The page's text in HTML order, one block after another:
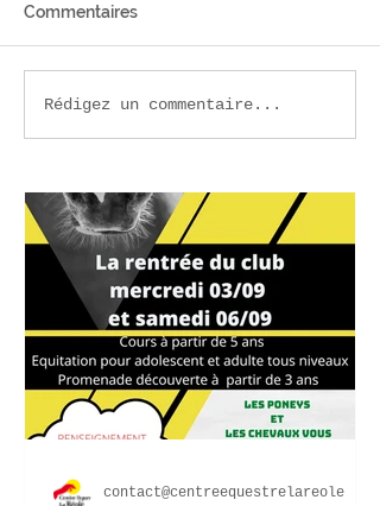
Newsletter de la rentrée
ouvrir le lien pour lire la
Commentaires
Rédigez un commentaire...
contact@centreequestrelareole